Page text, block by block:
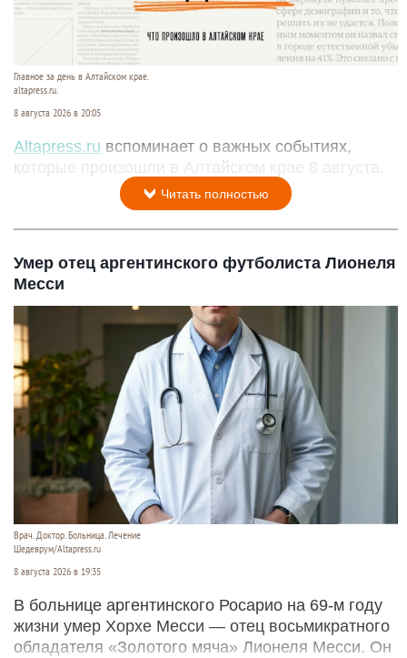
Главное за день в Алтайском крае.
altapress.ru.
8 августа 2026 в 20:05
Altapress.ru вспоминает о важных событиях,
которые произошли в Алтайском крае 8 августа.
Читать полностью
Умер отец аргентинского футболиста Лионеля
Месси
Врач. Доктор. Больница. Лечение
Шедеврум/Altapress.ru
8 августа 2026 в 19:35
В больнице аргентинского Росарио на 69-м году
жизни умер Хорхе Месси — отец восьмикратного
обладателя «Золотого мяча» Лионеля Месси. Он